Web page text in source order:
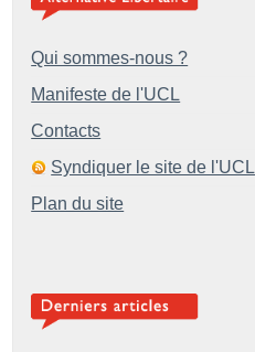
Qui sommes-nous ?
Manifeste de l'UCL
Contacts
Syndiquer le site de l'UCL
Plan du site